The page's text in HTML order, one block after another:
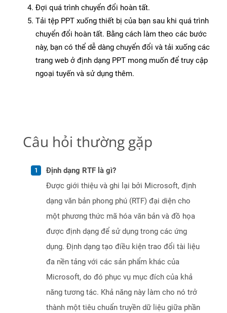
Đợi quá trình chuyển đổi hoàn tất.
Tải tệp PPT xuống thiết bị của bạn sau khi quá trình
chuyển đổi hoàn tất. Bằng cách làm theo các bước
này, bạn có thể dễ dàng chuyển đổi và tải xuống các
trang web ở định dạng PPT mong muốn để truy cập
ngoại tuyến và sử dụng thêm.
Câu hỏi thường gặp
Định dạng RTF là gì?
Được giới thiệu và ghi lại bởi Microsoft, định
dạng văn bản phong phú (RTF) đại diện cho
một phương thức mã hóa văn bản và đồ họa
được định dạng để sử dụng trong các ứng
dụng. Định dạng tạo điều kiện trao đổi tài liệu
đa nền tảng với các sản phẩm khác của
Microsoft, do đó phục vụ mục đích của khả
năng tương tác. Khả năng này làm cho nó trở
thành một tiêu chuẩn truyền dữ liệu giữa phần